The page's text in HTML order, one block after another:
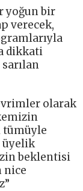
yoğun bir
verecek,
dikkati
olarak
tümüyle
üyelik
beklentisi
nice